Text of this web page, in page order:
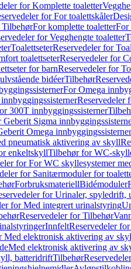
for Komplette toaletter
for For toalettskåler
TilbehørFor komplette toaletterFor
for Vegghengte toaletter
ToalettseterReservedeler for
toalettseterReservedeler for
for barnReservedeler for
bidéerTilbehør
For Omega
Reservedeler
300T innbyggingssisterner
Sigma
Omega
pneumatisk aktivering av skyll
enkeltskyllTilbehør for WC-
for For WC skyllesystemer
for Sanitærmoduler for
ForbruksmateriellBidémoduler
for Urinaler, spyledrift,
for Med integrert urinalstyring
Reservedeler for Tilbehør
InnfeltReservedeler
Med elektronisk aktivering av
Med elektronisk aktivering av
batteridriftTilbehør